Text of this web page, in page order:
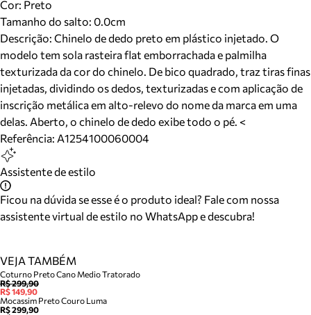
Cor: Preto
Tamanho do salto: 0.0cm
Descrição: Chinelo de dedo preto em plástico injetado. O
modelo tem sola rasteira flat emborrachada e palmilha
texturizada da cor do chinelo. De bico quadrado, traz tiras finas
injetadas, dividindo os dedos, texturizadas e com aplicação de
inscrição metálica em alto-relevo do nome da marca em uma
delas. Aberto, o chinelo de dedo exibe todo o pé. <
Referência: A1254100060004
Assistente de estilo
Ficou na dúvida se esse é o produto ideal? Fale com nossa
assistente virtual de estilo no WhatsApp e descubra!
VEJA TAMBÉM
Coturno Preto Cano Medio Tratorado
R$ 299,90
R$ 149,90
Mocassim Preto Couro Luma
R$ 299,90